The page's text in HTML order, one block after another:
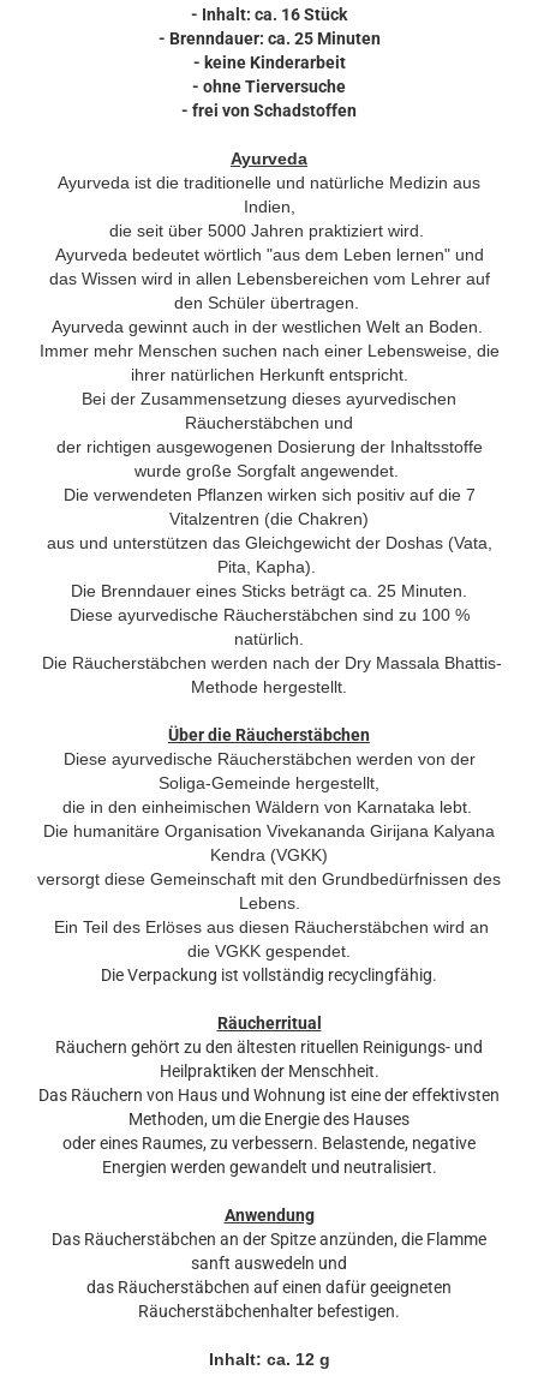
- Inhalt: ca. 16 Stück
- Brenndauer: ca. 25 Minuten
- keine Kinderarbeit
- ohne Tierversuche
- frei von Schadstoffen
Ayurveda
Ayurveda ist die traditionelle und natürliche Medizin aus
Indien,
die seit über 5000 Jahren praktiziert wird.
Ayurveda bedeutet wörtlich "aus dem Leben lernen" und
das Wissen wird in allen Lebensbereichen vom Lehrer auf
den Schüler übertragen.
Ayurveda gewinnt auch in der westlichen Welt an Boden.
Immer mehr Menschen suchen nach einer Lebensweise, die
ihrer natürlichen Herkunft entspricht.
Bei der Zusammensetzung dieses ayurvedischen
Räucherstäbchen und
der richtigen ausgewogenen Dosierung der Inhaltsstoffe
wurde große Sorgfalt angewendet.
Die verwendeten Pflanzen wirken sich positiv auf die 7
Vitalzentren (die Chakren)
aus und unterstützen das Gleichgewicht der Doshas (Vata,
Pita, Kapha).
Die Brenndauer eines Sticks beträgt ca. 25 Minuten.
Diese ayurvedische Räucherstäbchen sind zu 100 %
natürlich.
Die Räucherstäbchen werden nach der Dry Massala Bhattis-
Methode hergestellt
Über die Räucherstäbchen
Diese ayurvedische Räucherstäbchen werden von der
Soliga-Gemeinde hergestellt,
die in den einheimischen Wäldern von Karnataka lebt.
Die humanitäre Organisation Vivekananda Girijana Kalyana
Kendra (VGKK)
versorgt diese Gemeinschaft mit den Grundbedürfnissen des
Lebens.
Ein Teil des Erlöses aus diesen Räucherstäbchen wird an
die VGKK gespendet.
Die Verpackung ist vollständig recyclingfähig.
Räucherritual
Räuchern gehört zu den ältesten rituellen Reinigungs- und
Heilpraktiken der Menschheit.
Das Räuchern von Haus und Wohnung ist eine der effektivsten
Methoden, um die Energie des Hauses
oder eines Raumes, zu verbessern. Belastende, negative
Energien werden gewandelt und neutralisiert.
Anwendung
Das Räucherstäbchen an der Spitze anzünden, die Flamme
sanft auswedeln und
das Räucherstäbchen auf einen dafür geeigneten
Räucherstäbchenhalter befestigen.
Inhalt: ca. 12 g